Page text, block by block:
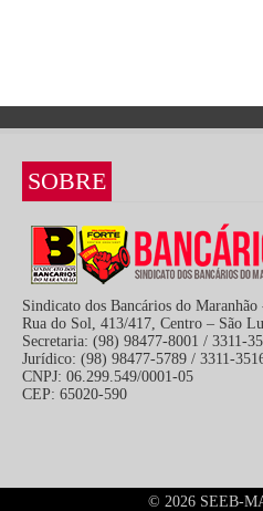
SOBRE
Sindicato dos Bancários do
Rua do Sol, 413/417, Centro – São
Secretaria: (98) 98477-8001 / 3311-
Jurídico: (98) 98477-5789 / 3311-
CNPJ: 06.299.549/0001-05
CEP: 65020-590
© 2026 SEEB-